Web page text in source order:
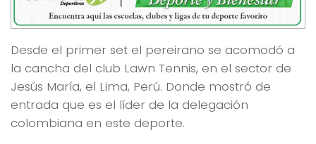
Desde el primer set el pereirano se acomodó a
la cancha del club Lawn Tennis, en el sector de
Jesús María, el Lima, Perú. Donde mostró de
entrada que es el líder de la delegación
colombiana en este deporte.